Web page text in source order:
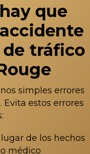
que
tráfico
simples errores
estos errores
de los hechos
médico